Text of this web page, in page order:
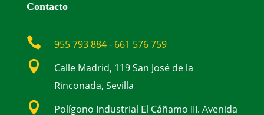
Contacto
 955 793 884- 661 576 759

Calle Madrid, 119 San José de la
Rinconada, Sevilla

Polígono Industrial El Cáñamo III. Avenida